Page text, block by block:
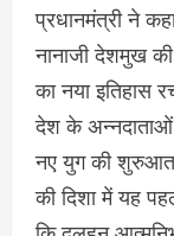
प्रधानमंत्री ने
नानाजी देशमुख
का नया इतिहास
देश के
नए युग की
की दिशा में यह